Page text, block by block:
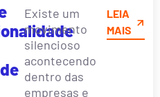
Existe um
movimento
silencioso
acontecendo
dentro das
empresas e
LEIA
MAIS